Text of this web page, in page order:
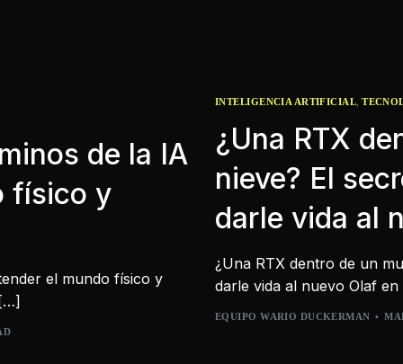
de la IA
físico y
el mundo físico y
INTELIGENCIA ARTIFICIAL ,
¿Una RTX
nieve? El
darle vida al
¿Una RTX dentro de un
darle vida al nuevo Olaf
EQUIPO WARIO DUCKERMAN